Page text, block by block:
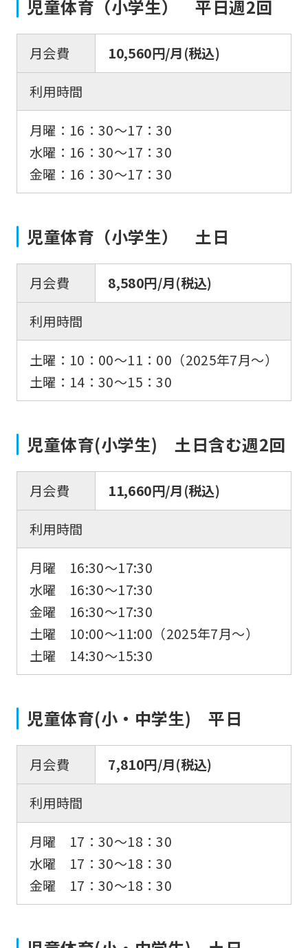
児童体育（小学生） 平日週2回
月会費
10,560円/月(税込)
利用時間
月曜：16：30〜17：30
水曜：16：30〜17：30
金曜：16：30〜17：30
児童体育（小学生） 土日
月会費
8,580円/月(税込)
利用時間
土曜：10：00～11：00（2025年7月～）
土曜：14：30〜15：30
児童体育(小学生) 土日含む週2回
月会費
11,660円/月(税込)
利用時間
月曜 16:30～17:30
水曜 16:30～17:30
金曜 16:30～17:30
土曜 10:00～11:00（2025年7月～）
土曜 14:30～15:30
児童体育(小・中学生) 平日
月会費
7,810円/月(税込)
利用時間
月曜 17：30〜18：30
水曜 17：30〜18：30
金曜 17：30〜18：30